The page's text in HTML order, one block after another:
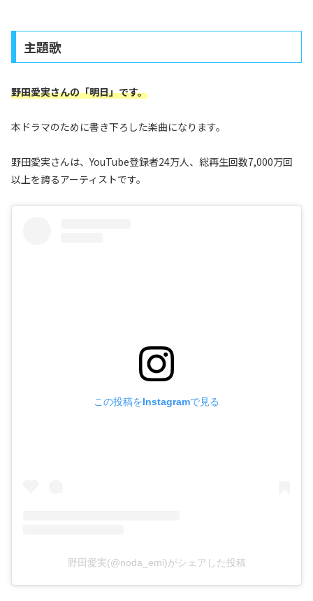
主題歌
野田愛実さんの「明日」です。
本ドラマのために書き下ろした楽曲になります。
野田愛実さんは、YouTube登録者24万人、総再生回数7,000万回
以上を誇るアーティストです。
この投稿をInstagramで見る
野田愛実(@noda_emi)がシェアした投稿